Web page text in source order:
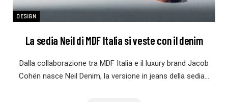
DESIGN
La sedia Neil di MDF Italia si veste con il denim
Dalla collaborazione tra MDF Italia e il luxury brand Jacob
Cohën nasce Neil Denim, la versione in jeans della sedia…